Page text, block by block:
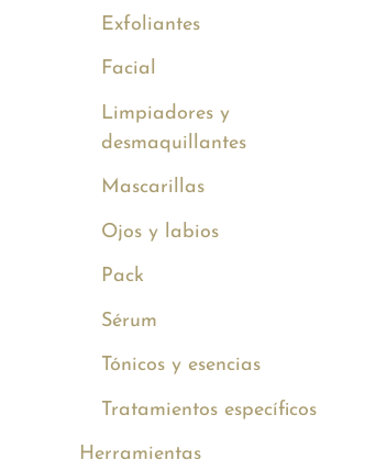
Exfoliantes
Facial
Limpiadores y
desmaquillantes
Mascarillas
Ojos y labios
Pack
Sérum
Tónicos y esencias
Tratamientos específicos
Herramientas